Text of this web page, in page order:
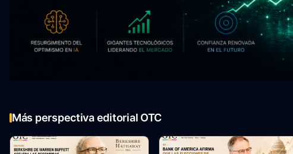
Más perspectiva editorial OTC